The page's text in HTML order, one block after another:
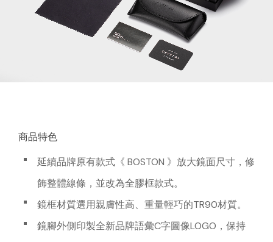
商品特色
延續品牌原有款式《 BOSTON 》放大鏡面尺寸，修
飾整體線條，並改為全膠框款式。
鏡框材質選用親膚性高、重量輕巧的TR90材質。
鏡腳外側印製全新品牌語彙C字圖像LOGO，保持